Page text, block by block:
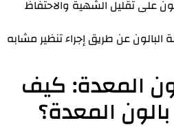
على تقليل الشهية والاحتفاظ
البالون عن طريق إجراء تنظير مشابه
المعدة: كيف
المعدة؟